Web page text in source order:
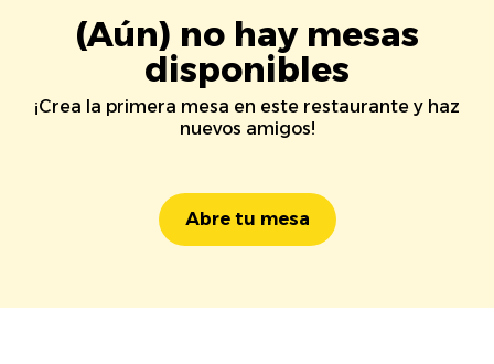
(Aún) no hay mesas
disponibles
¡Crea la primera mesa en este restaurante y haz
nuevos amigos!
Abre tu mesa